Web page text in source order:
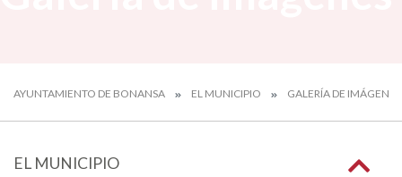
AYUNTAMIENTO DE BONANSA EL MUNICIPIO GALERÍA DE IMÁGENES
EL MUNICIPIO